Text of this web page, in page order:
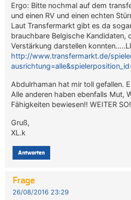
Ergo: Bitte nochmal auf dem
und einen RV und einen echten
Laut Transfermarkt gibt es da
brauchbare Belgische Kandidaten,
Verstärkung darstellen
http://www.transfermarkt.de/
Abdulrhaman hat mir toll gefallen.
Alle anderen haben ebenfalls Mut,
Fähigkeiten bewiesen!! WEITER
Gruß,
XL.k
Antworten
Frage
26/08/2016 23:29